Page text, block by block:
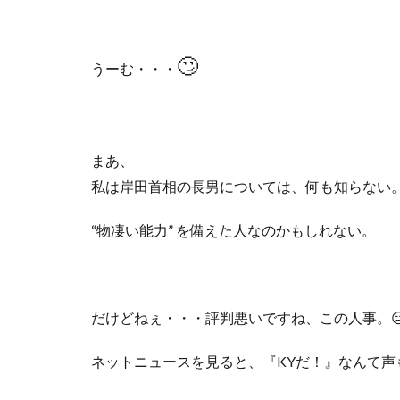
うーむ・・・ 🙄
まあ、
私は岸田首相の長男については、何も知らない。
“物凄い能力” を備えた人なのかもしれない。
だけどねぇ・・・評判悪いですね、この人事。
ネットニュースを見ると、『KYだ！』なんて声